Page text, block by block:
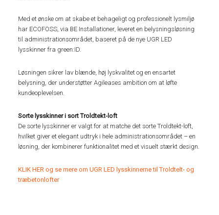
Med et ønske om at skabe et behageligt og professionelt lysmiljø
har ECOFOSS, via BE Installationer, leveret en belysningsløsning
til administrationsområdet, baseret på de nye UGR LED
lysskinner fra green:ID.
Løsningen sikrer lav blænde, høj lyskvalitet og en ensartet
belysning, der understøtter Agileases ambition om at løfte
kundeoplevelsen.
Sorte lysskinner i sort Troldtekt-loft
De sorte lysskinner er valgt for at matche det sorte Troldtekt-loft,
hvilket giver et elegant udtryk i hele administrationsområdet – en
løsning, der kombinerer funktionalitet med et visuelt stærkt design.
KLIK HER og se mere om UGR LED lysskinnerne til Troldtelt- og
træbetonlofter